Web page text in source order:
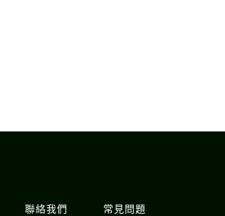
聯絡我們 常見問題